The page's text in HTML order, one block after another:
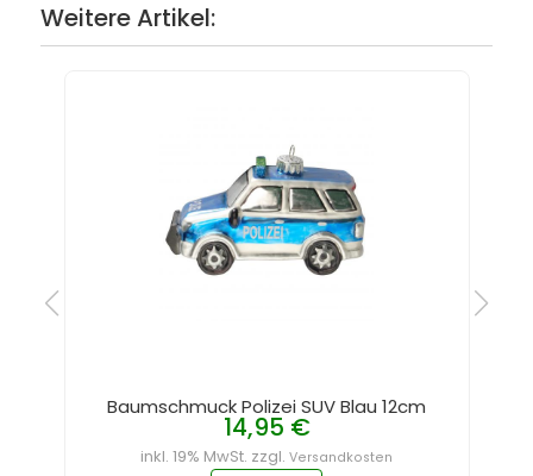
Weitere Artikel:
Baumschmuck Polizei SUV Blau 12cm
14,95 €
inkl. 19% MwSt. zzgl.Versandkosten